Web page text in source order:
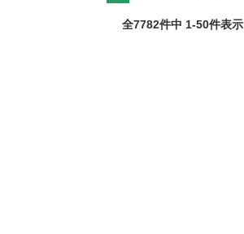
全7782件中 1-50件表示